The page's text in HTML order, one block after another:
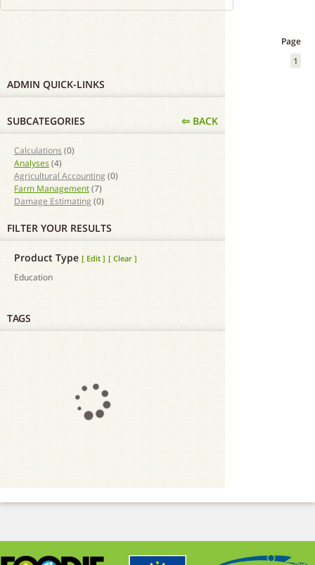
Page
1
ADMIN QUICK-LINKS
SUBCATEGORIES ⇦ BACK
Calculations (0)
Analyses(4)
Agricultural Accounting (0)
Farm Management(7)
Damage Estimating (0)
FILTER YOUR RESULTS
Product Type [ Edit ] [ Clear ]
Education
TAGS